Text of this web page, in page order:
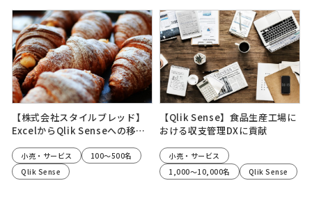
メルマガ登録
個人情報保護方針/個人情報の取り扱いについて
お問い合わせ
メルマガ登録
個人情報保護方針/個人情報の取り扱いについて
【株式会社スタイルブレッド】
ExcelからQlik Senseへの移行
育成を促進
小売・サービス
100～500名
Qlik Sense
【Qlik Sense】食品生産工場に
おける収支管理DXに貢献
小売・サービス
1,000～10,000名
Qlik Sense